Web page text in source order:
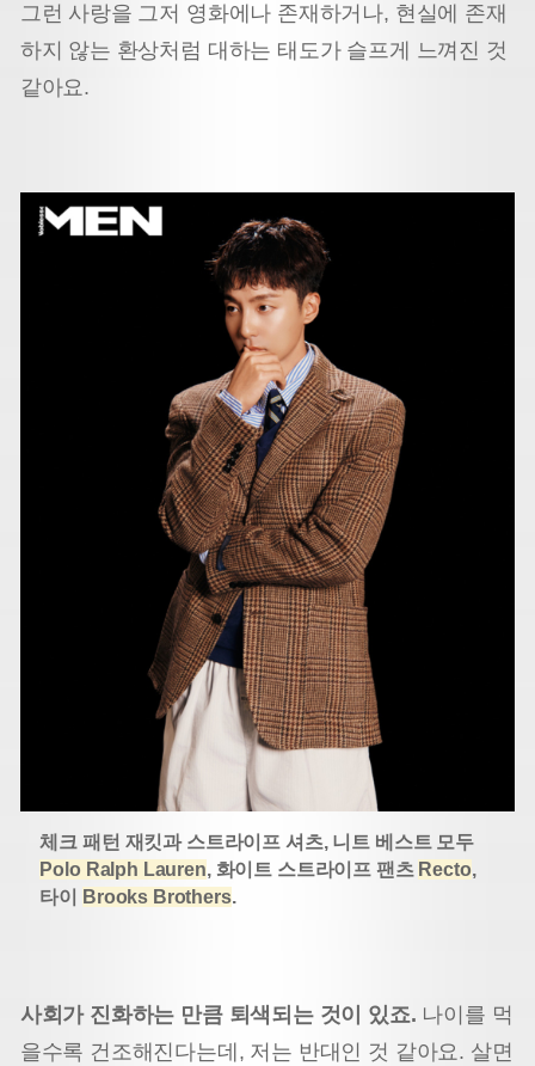
그런 사랑을 그저 영화에나 존재하거나, 현실에 존재
하지 않는 환상처럼 대하는 태도가 슬프게 느껴진 것
같아요.
체크 패턴 재킷과 스트라이프 셔츠, 니트 베스트 모두
Polo Ralph Lauren, 화이트 스트라이프 팬츠 Recto,
타이
Brooks Brothers.
사회가 진화하는 만큼 퇴색되는 것이 있죠. 나이를 먹
을수록 건조해진다는데, 저는 반대인 것 같아요. 살면